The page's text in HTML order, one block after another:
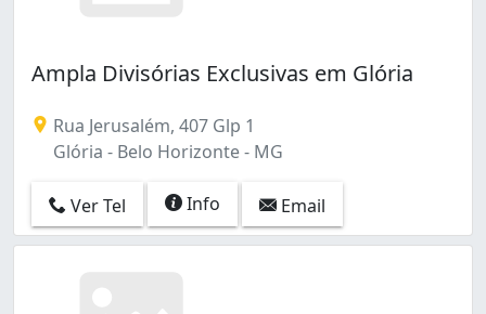
Ampla Divisórias Exclusivas em Glória
Rua Jerusalém, 407 Glp 1
Glória - Belo Horizonte - MG
Ver Tel Info Email